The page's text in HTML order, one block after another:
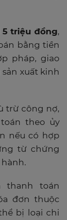
5 triệu đồng,
bằng tiền
pháp, giao
xuất kinh
trừ công nợ,
theo ủy
nếu có hợp
từ chứng
thanh toán
đơn thuộc
bị loại chi